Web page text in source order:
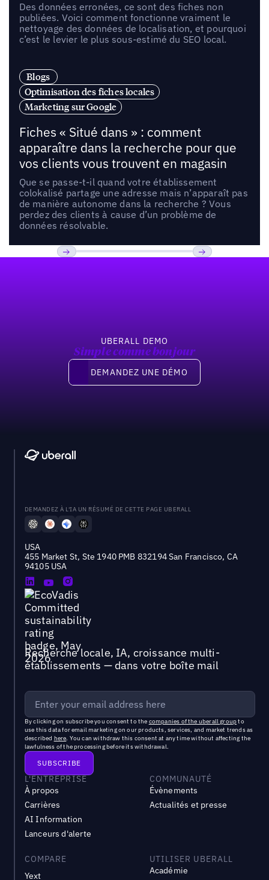
Des données erronées, ce sont des fiches non
publiées. Voici comment fonctionne vraiment le
nettoyage des données de localisation, et pourquoi
c’est le levier le plus sous-estimé du SEO local.
Blogs
Optimisation des fiches locales
Marketing sur Google
Fiches « Situé dans » : comment
apparaître dans la recherche pour que
vos clients vous trouvent en magasin
Que se passe-t-il quand votre établissement
colokalisé partage une adresse mais n’apparaît pas
de manière autonome dans la recherche ? Vous
perdez des clients à cause d’un problème de
données résolvable.
UBERALL DEMO
Simple comme bonjour
Demandez une démo
DEMANDEZ UNE DÉMO
DEMANDEZ À L'IA UN RÉSUMÉ DE CETTE PAGE UBERALL
USA
455 Market St, Ste 1940 PMB 832194 San Francisco, CA
94105 USA
Recherche locale, IA, croissance multi-
établissements — dans votre boîte mail
By clicking on subscribe you consent to the companies of the uberall groupto
use this data for email marketing on our products, services, and market trends as
described here. You can withdraw this consent at any time without affecting the
lawfulness of the processing before its withdrawal.
L'ENTREPRISE
À propos
Carrières
AI Information
Lanceurs d'alerte
COMMUNAUTÉ
Évènements
Actualités et presse
COMPARE
Yext
UTILISER UBERALL
Académie